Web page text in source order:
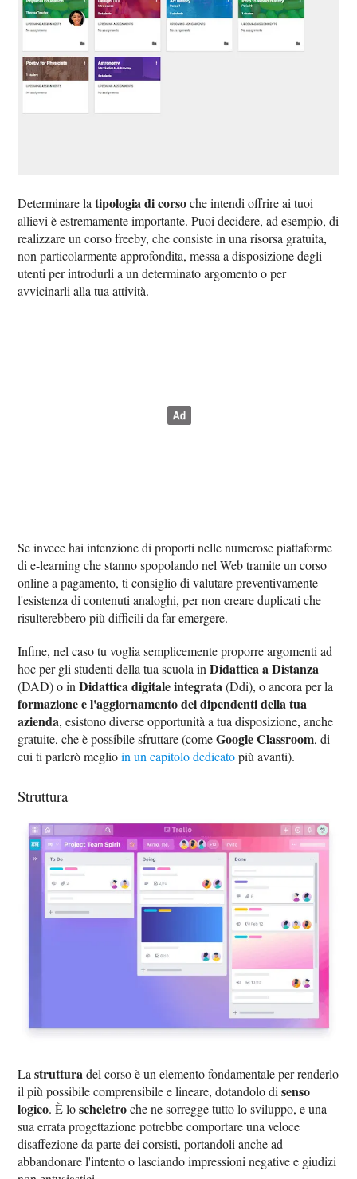
Determinare latipologia di corsoche intendi offrire ai tuoi
allievi è estremamente importante. Puoi decidere, ad esempio, di
realizzare un corso freeby, che consiste in una risorsa gratuita,
non particolarmente approfondita, messa a disposizione degli
utenti per introdurli a un determinato argomento o per
avvicinarli alla tua attività.
Se invece hai intenzione di proporti nelle numerose piattaforme
di e-learning che stanno spopolando nel Web tramite un corso
online a pagamento, ti consiglio di valutare preventivamente
l'esistenza di contenuti analoghi, per non creare duplicati che
risulterebbero più difficili da far emergere.
Infine, nel caso tu voglia semplicemente proporre argomenti ad
hoc per gli studenti della tua scuola inDidattica a Distanza
(DAD) o inDidattica digitale integrata(Ddi), o ancora per la
formazione e l'aggiornamento dei dipendenti della tua
azienda, esistono diverse opportunità a tua disposizione, anche
gratuite, che è possibile sfruttare (comeGoogle Classroom, di
cui ti parlerò meglioin un capitolo dedicatopiù avanti).
Struttura
Lastrutturadel corso è un elemento fondamentale per renderlo
il più possibile comprensibile e lineare, dotandolo disenso
logico. È loscheletroche ne sorregge tutto lo sviluppo, e una
sua errata progettazione potrebbe comportare una veloce
disaffezione da parte dei corsisti, portandoli anche ad
abbandonare l'intento o lasciando impressioni negative e giudizi